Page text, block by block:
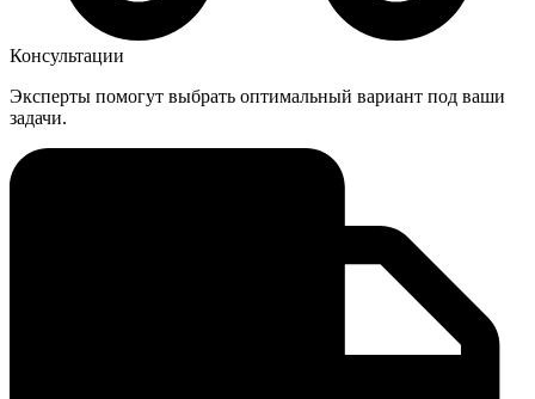
Консультации
Эксперты помогут выбрать оптимальный вариант под ваши
задачи.